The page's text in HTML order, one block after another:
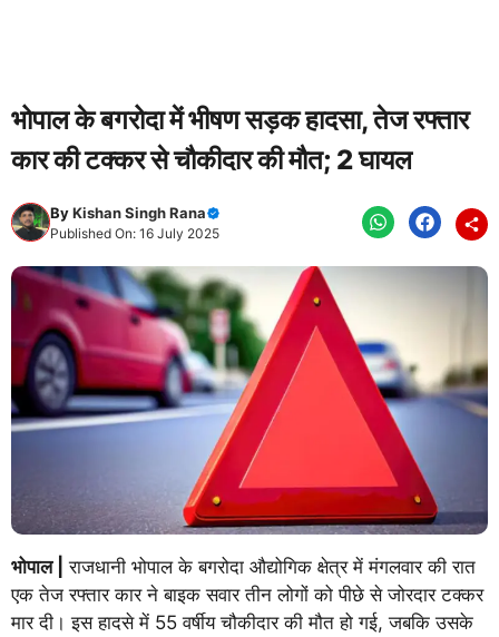
भोपाल के बगरोदा में भीषण सड़क हादसा, तेज रफ्तार
कार की टक्कर से चौकीदार की मौत; 2 घायल
ByKishan Singh Rana
Published On: 16 July 2025
भोपाल |
राजधानी भोपाल के बगरोदा औद्योगिक क्षेत्र में मंगलवार की रात
एक तेज रफ्तार कार ने बाइक सवार तीन लोगों को पीछे से जोरदार टक्कर
मार दी। इस हादसे में 55 वर्षीय चौकीदार की मौत हो गई, जबकि उसके